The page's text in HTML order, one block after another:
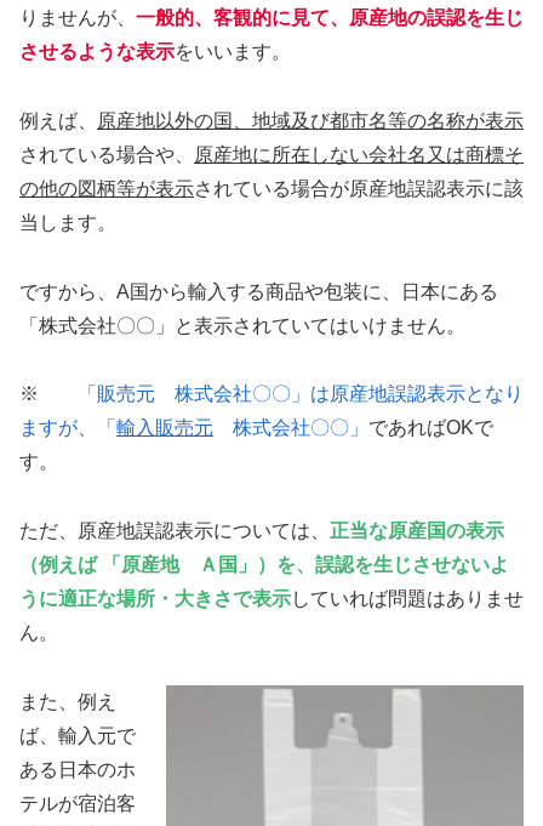
りませんが、 一般的、客観的に見て、原産地の誤認を生じ
させるような表示をいいます。
例えば、
原産地以外の国、地域及び都市名等の名称が表示
されている場合や、
原産地に所在しない会社名又は商標そ
の他の図柄等が表示されている場合が原産地誤認表示に該
当します。
ですから、A国から輸入する商品や包装に、日本にある
「株式会社〇〇」と表示されていてはいけません。
※
「販売元 株式会社〇〇」は原産地誤認表示となり
ますが、「 輸入販売元 株式会社〇〇」 であればOKで
す。
ただ、原産地誤認表示については、 正当な原産国の表示
（例えば 「原産地 Ａ国」）を、誤認を生じさせないよ
うに適正な場所・大きさで表示していれば問題はありませ
ん。
また、例え
ば、輸入元で
ある日本のホ
テルが宿泊客